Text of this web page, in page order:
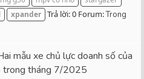
xpander Trả lời: 0 Forum:Trong
mẫu xe chủ lực doanh số của
trong tháng 7/2025